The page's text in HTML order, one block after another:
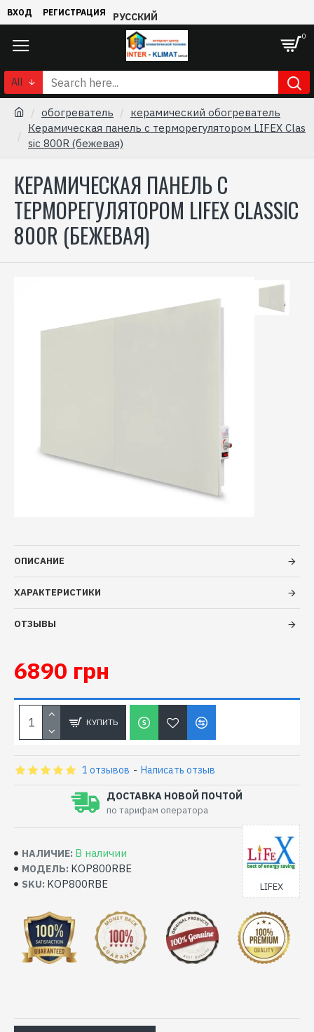
ВХОД РЕГИСТРАЦИЯ РУССКИЙ
0
All
обогреватель
керамический обогреватель
Керамическая панель с терморегулятором LIFEX Clas
sic 800R (бежевая)
КЕРАМИЧЕСКАЯ ПАНЕЛЬ С
ТЕРМОРЕГУЛЯТОРОМ LIFEX CLASSIC
800R (БЕЖЕВАЯ)
ОПИСАНИЕ
ХАРАКТЕРИСТИКИ
ОТЗЫВЫ
НАЛИЧИЕ: В наличии
МОДЕЛЬ: KOP800RBE
SKU: KOP800RBE LIFEX
1 отзывов - Написать отзыв
6890 грн
КУПИТЬ
ДОСТАВКА НОВОЙ ПОЧТОЙ
по тарифам оператора